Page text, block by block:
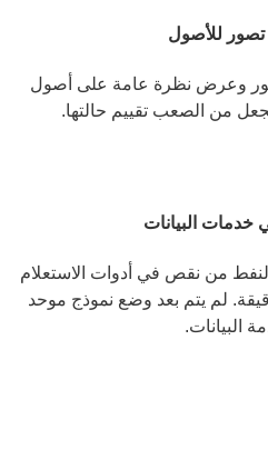
للأصول
وعرض نظرة عامة على أصول
من الصعب تقييم حالتها.
خدمات البيانات
من نقص في أدوات الاستعلام
لم يتم بعد وضع نموذج موحد
البيانات.